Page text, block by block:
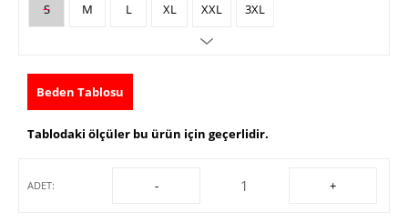
S M L XL XXL 3XL
Beden Tablosu
Tablodaki ölçüler bu ürün için geçerlidir.
ADET: - +